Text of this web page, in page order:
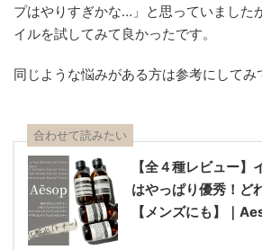
プはやりすぎかな…」と思っていました
イルを試してみて良かったです。
同じような悩みがある方は参考にしてみ
【全４種レビュー
はやっぱり優秀！ど
【メンズにも】｜
合わせて読みたい